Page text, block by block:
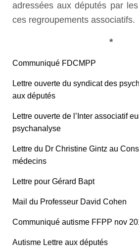
adressées aux députés par
ces regroupements associatifs.
*
Communiqué FDCMPP
Lettre ouverte du syndicat des
aux députés
Lettre ouverte de l’Inter associatif
psychanalyse
Lettre du Dr Christine Gintz au
médecins
Lettre pour Gérard Bapt
Mail du Professeur David Cohen
Communiqué autisme FFPP nov
Autisme Lettre aux députés